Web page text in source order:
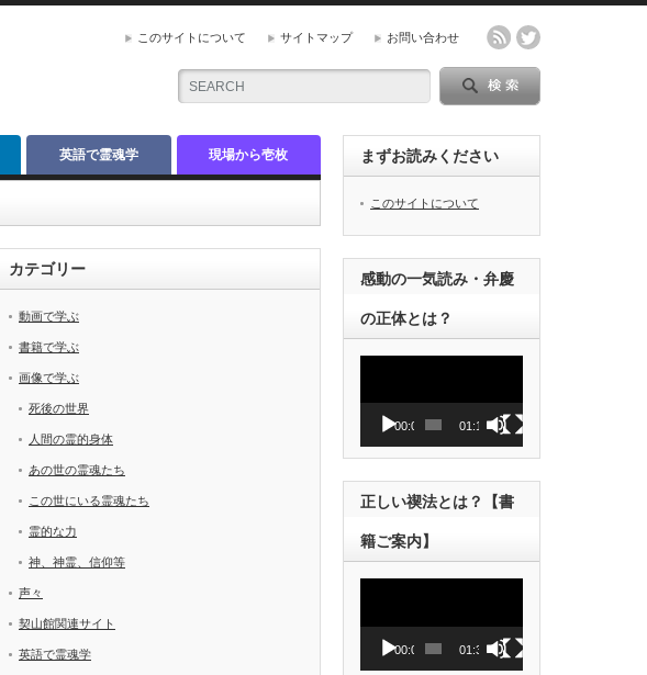
このサイトについて サイトマップ お問い合わせ
英語で霊魂学 現場から壱枚
カテゴリー
動画で学ぶ
書籍で学ぶ
画像で学ぶ
死後の世界
人間の霊的身体
あの世の霊魂たち
この世にいる霊魂たち
霊的な力
神、神霊、信仰等
声々
契山館関連サイト
英語で霊魂学
まずお読みください
このサイトについて
感動の一気読み・弁慶
の正体とは？
ヤ
ー
00:00 01:12
正しい禊法とは？【書
籍ご案内】
00:00 01:38